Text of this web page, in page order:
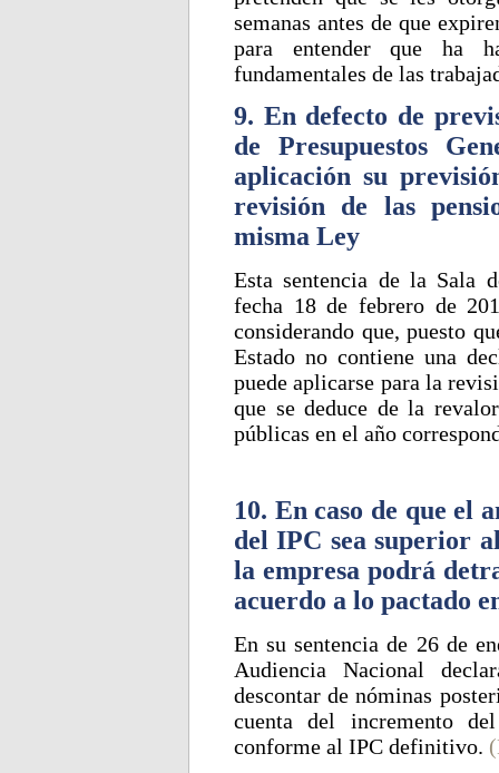
semanas antes de que
para entender que ha
fundamentales de las
9. En defecto de
de Presupuestos
aplicación su
revisión de las
misma Ley
Esta sentencia de la Sala
fecha 18 de febrero de
considerando que, puesto
Estado no contiene una
puede aplicarse para la
que se deduce de la
públicas en el año
10. En caso de que el
del IPC sea superior
la empresa podrá
acuerdo a lo pactado
En su sentencia de 26 de
Audiencia Nacional
descontar de nóminas
cuenta del incremento
conforme al IPC definitivo.